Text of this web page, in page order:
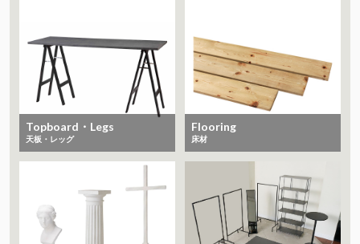
Topboard・Legs
天板・レッグ
Flooring
床材